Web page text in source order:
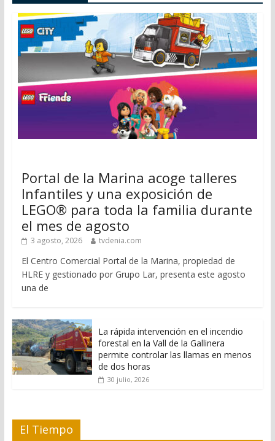
Portal de la Marina acoge talleres
Infantiles y una exposición de
LEGO® para toda la familia durante
el mes de agosto
3 agosto, 2026 tvdenia.com
El Centro Comercial Portal de la Marina, propiedad de
HLRE y gestionado por Grupo Lar, presenta este agosto
una de
La rápida intervención en el incendio
forestal en la Vall de la Gallinera
permite controlar las llamas en menos
de dos horas
30 julio, 2026
El Tiempo